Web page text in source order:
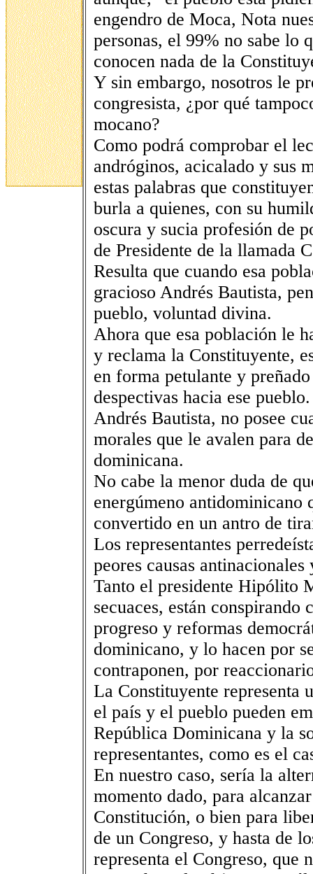
engendro de Moca, Nota
personas, el 99% no sabe lo
conocen nada de la
Y sin embargo, nosotros le
congresista, ¿por qué
mocano?
Como podrá comprobar el
andróginos, acicalado y sus
estas palabras que
burla a quienes, con su
oscura y sucia profesión de
de Presidente de la llamada
Resulta que cuando esa
gracioso Andrés Bautista,
pueblo, voluntad divina.
Ahora que esa población le
y reclama la Constituyente,
en forma petulante y
despectivas hacia ese pueblo.
Andrés Bautista, no posee
morales que le avalen para
dominicana.
No cabe la menor duda de
energúmeno antidominicano
convertido en un antro de
Los representantes
peores causas
Tanto el presidente Hipólito
secuaces, están conspirando
progreso y reformas
dominicano, y lo hacen por
contraponen, por
La Constituyente representa
el país y el pueblo pueden
República Dominicana y la
representantes, como es el
En nuestro caso, sería la
momento dado, para
Constitución, o bien para
de un Congreso, y hasta de
representa el Congreso, que